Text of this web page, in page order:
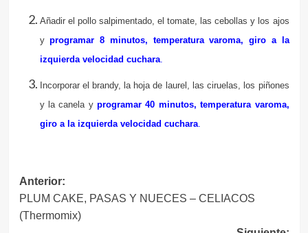
Añadir el pollo salpimentado, el tomate, las cebollas y los ajos
yprogramar 8 minutos, temperatura varoma, giro a la
izquierda velocidad cuchara.
Incorporar el brandy, la hoja de laurel, las ciruelas, los piñones
y la canela y programar 40 minutos, temperatura varoma,
giro a la izquierda velocidad cuchara.
Navegación
de
entradas
Anterior:
PLUM CAKE, PASAS Y NUECES – CELIACOS
(Thermomix)